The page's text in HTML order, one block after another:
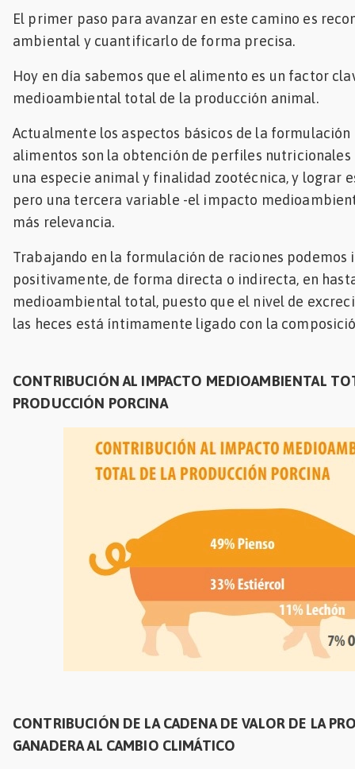
El primer paso para avanzar en este camino es
ambiental y cuantificarlo de forma precisa.
Hoy en día sabemos que el alimento es un factor
medioambiental total de la producción animal.
Actualmente los aspectos básicos de la
alimentos son la obtención de perfiles
una especie animal y finalidad zootécnica, y lograr
pero una tercera variable -el impacto
más relevancia.
Trabajando en la formulación de raciones podemos
positivamente, de forma directa o indirecta, en
medioambiental total, puesto que el nivel de
las heces está íntimamente ligado con la
CONTRIBUCIÓN AL IMPACTO MEDIOAMBIENTAL
PRODUCCIÓN PORCINA
CONTRIBUCIÓN DE LA CADENA DE VALOR DE LA
GANADERA AL CAMBIO CLIMÁTICO